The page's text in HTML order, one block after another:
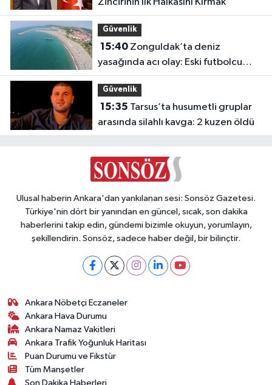
Güvenlik
15:40Zonguldak’ta deniz
yasağında acı olay: Eski futbolcu
Hakan Ergin hayatını kaybetti
Güvenlik
15:35
arasında silahlı kavga: 2 kuzen öldü
Ulusal haberin Ankara'dan yankılanan sesi: Sonsöz Gazetesi.
Türkiye'nin dört bir yanından en güncel, sıcak, son dakika
haberlerini takip edin, gündemi bizimle okuyun, yorumlayın,
şekillendirin. Sonsöz, sadece haber değil, bir bilinçtir.
Ankara Nöbetçi Eczaneler
Ankara Hava Durumu
Ankara Namaz Vakitleri
Ankara Trafik Yoğunluk Haritası
Puan Durumu ve Fikstür
Tüm Manşetler
Son Dakika Haberleri